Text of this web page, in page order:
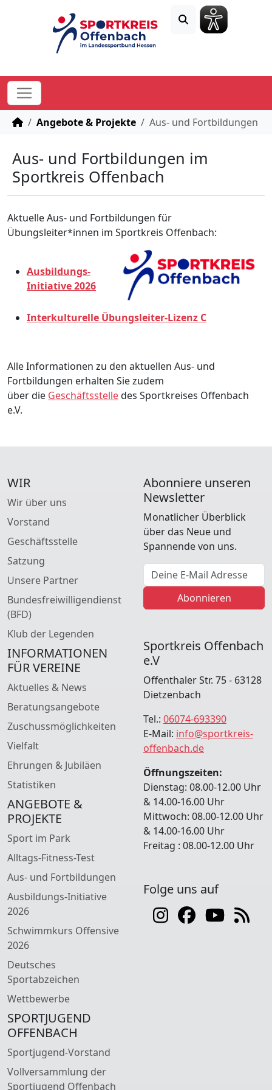
STARTSEITE
Angebote & Projekte Aus- und Fortbildungen
Aus- und Fortbildungen im
Sportkreis Offenbach
Aktuelle Aus- und Fortbildungen für
Übungsleiter*innen im Sportkreis Offenbach:
Ausbildungs-
Initiative 2026
Interkulturelle Übungsleiter-Lizenz C
Alle Informationen zu den aktuellen Aus- und
Fortbildungen erhalten Sie zudem
über die Geschäftsstelledes Sportkreises Offenbach
e.V.
WIR
Wir über uns
Vorstand
Geschäftsstelle
Satzung
Unsere Partner
Bundesfreiwilligendienst
(BFD)
Klub der Legenden
INFORMATIONEN
FÜR VEREINE
Aktuelles & News
Beratungsangebote
Zuschussmöglichkeiten
Vielfalt
Ehrungen & Jubiläen
Statistiken
ANGEBOTE &
PROJEKTE
Sport im Park
Alltags-Fitness-Test
Aus- und Fortbildungen
Ausbildungs-Initiative
2026
Schwimmkurs Offensive
2026
Deutsches
Sportabzeichen
Wettbewerbe
SPORTJUGEND
OFFENBACH
Sportjugend-Vorstand
Vollversammlung der
Sportjugend Offenbach
Abonniere unseren
Newsletter
Monatlicher Überblick
über das Neue und
Spannende von uns.
E-Mail Adresse
Abonnieren
Sportkreis Offenbach
e.V
Offenthaler Str. 75 - 63128
Dietzenbach
Tel.: 06074-693390
E-Mail: info@sportkreis-
offenbach.de
Öffnungszeiten:
Dienstag: 08.00-12.00 Uhr
& 14.00-16.00 Uhr
Mittwoch: 08.00-12.00 Uhr
& 14.00-16.00 Uhr
Freitag : 08.00-12.00 Uhr
Folge uns auf